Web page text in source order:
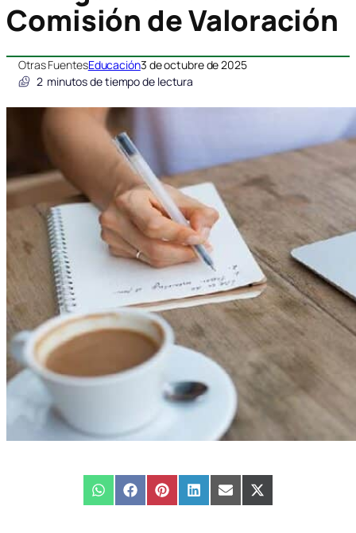
Comisión de Valoración
Otras FuentesEducación3 de octubre de 2025
2 minutos de tiempo de lectura
Compartir
en
WhatsAppCompartir
en
FacebookCompartir
en
PinterestCompartir
en
LinkedInCompartir
en
EmailCompartir
en
X
(Twitter)